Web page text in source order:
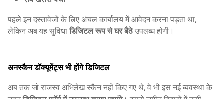
पहले इन दस्तावेजों के लिए अंचल कार्यालय में आवेदन करना पड़ता था,
लेकिन अब यह सुविधाडिजिटल रूप से घर बैठेउपलब्ध होगी।
अनस्कैन डॉक्यूमेंट्स भी होंगे डिजिटल
अब तक जो राजस्व अभिलेख स्कैन नहीं किए गए थे, वे भी इस नई व्यवस्था के